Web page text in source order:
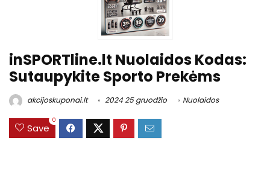
inSPORTline.lt Nuolaidos Kodas:
Sutaupykite Sporto Prekėms
akcijoskuponai.lt 2024 25 gruodžio Nuolaidos
Save
0